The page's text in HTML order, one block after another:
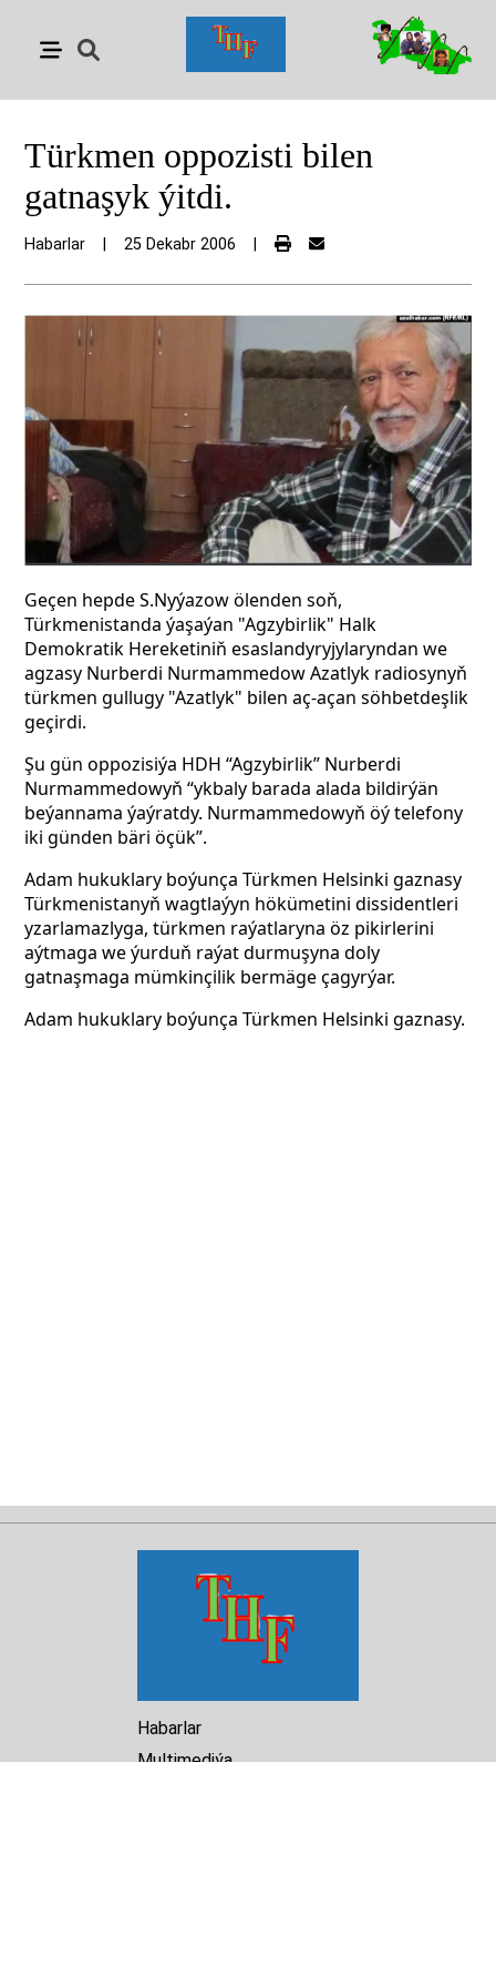
Türkmen oppozisti bilen
gatnaşyk ýitdi.
Habarlar 25 Dekabr 2006
Geçen hepde S.Nyýazow ölenden soň,
Türkmenistanda ýaşaýan "Agzybirlik" Halk
Demokratik Hereketiniň esaslandyryjylaryndan we
agzasy Nurberdi Nurmammedow Azatlyk radiosynyň
türkmen gullugy "Azatlyk" bilen aç-açan söhbetdeşlik
geçirdi.
Şu gün oppozisiýa HDH “Agzybirlik” Nurberdi
Nurmammedowyň “ykbaly barada alada bildirýän
beýannama ýaýratdy. Nurmammedowyň öý telefony
iki günden bäri öçük”.
Adam hukuklary boýunça Türkmen Helsinki gaznasy
Türkmenistanyň wagtlaýyn hökümetini dissidentleri
yzarlamazlyga, türkmen raýatlaryna öz pikirlerini
aýtmaga we ýurduň raýat durmuşyna doly
gatnaşmaga mümkinçilik bermäge çagyrýar.
Adam hukuklary boýunça Türkmen Helsinki gaznasy.
Habarlar
Multimediýa